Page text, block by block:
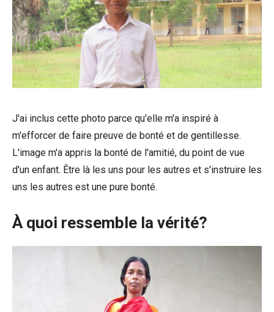
J'ai inclus cette photo parce qu'elle m'a inspiré à
m'efforcer de faire preuve de bonté et de gentillesse.
L'image m'a appris la bonté de l'amitié, du point de vue
d'un enfant. Être là les uns pour les autres et s'instruire les
uns les autres est une pure bonté.
À quoi ressemble la vérité?